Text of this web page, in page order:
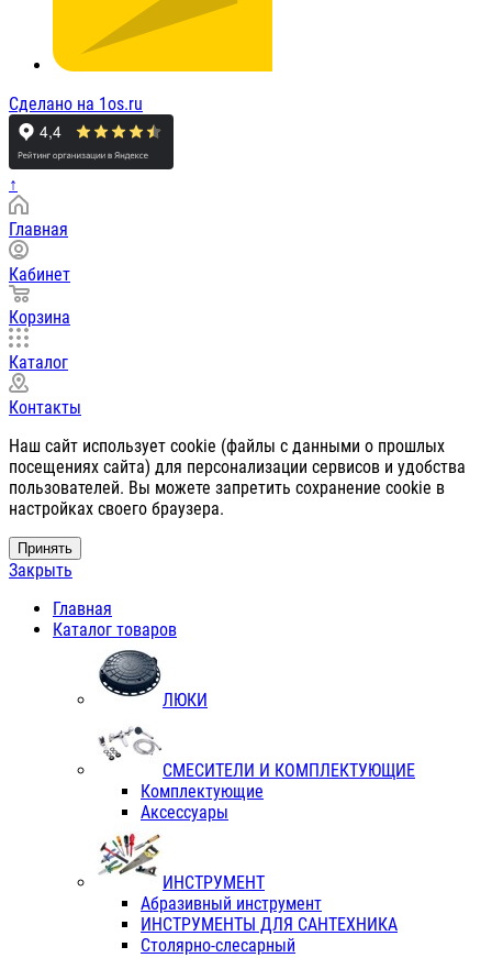
Сделано на 1os.ru
↑
Главная
Кабинет
Корзина
Каталог
Контакты
Наш сайт использует cookie (файлы с данными о прошлых
посещениях сайта) для персонализации сервисов и удобства
пользователей. Вы можете запретить сохранение cookie в
настройках своего браузера.
Принять
Закрыть
Главная
Каталог товаров
ЛЮКИ
СМЕСИТЕЛИ И КОМПЛЕКТУЮЩИЕ
Комплектующие
Аксессуары
ИНСТРУМЕНТ
Абразивный инструмент
ИНСТРУМЕНТЫ ДЛЯ САНТЕХНИКА
Столярно-слесарный